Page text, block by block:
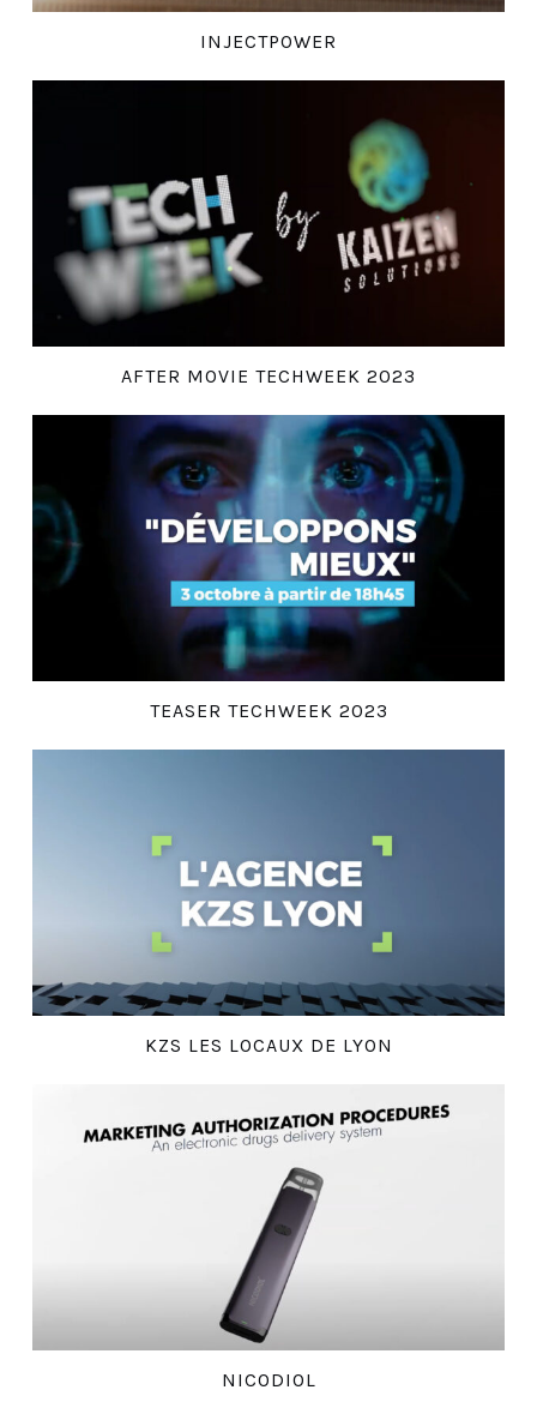
INJECTPOWER
AFTER MOVIE TECHWEEK 2023
TEASER TECHWEEK 2023
KZS LES LOCAUX DE LYON
NICODIOL